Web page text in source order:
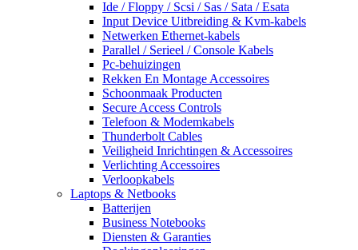
Ide / Floppy / Scsi / Sas / Sata / Esata
Input Device Uitbreiding & Kvm-kabels
Netwerken Ethernet-kabels
Parallel / Serieel / Console Kabels
Pc-behuizingen
Rekken En Montage Accessoires
Schoonmaak Producten
Secure Access Controls
Telefoon & Modemkabels
Thunderbolt Cables
Veiligheid Inrichtingen & Accessoires
Verlichting Accessoires
Verloopkabels
Laptops & Netbooks
Batterijen
Business Notebooks
Diensten & Garanties